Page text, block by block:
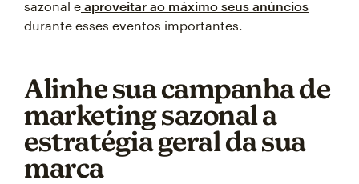
sazonal e aproveitar ao máximo seus anúncios
durante esses eventos importantes.
Alinhe sua campanha de
marketing sazonal a
estratégia geral da sua
marca